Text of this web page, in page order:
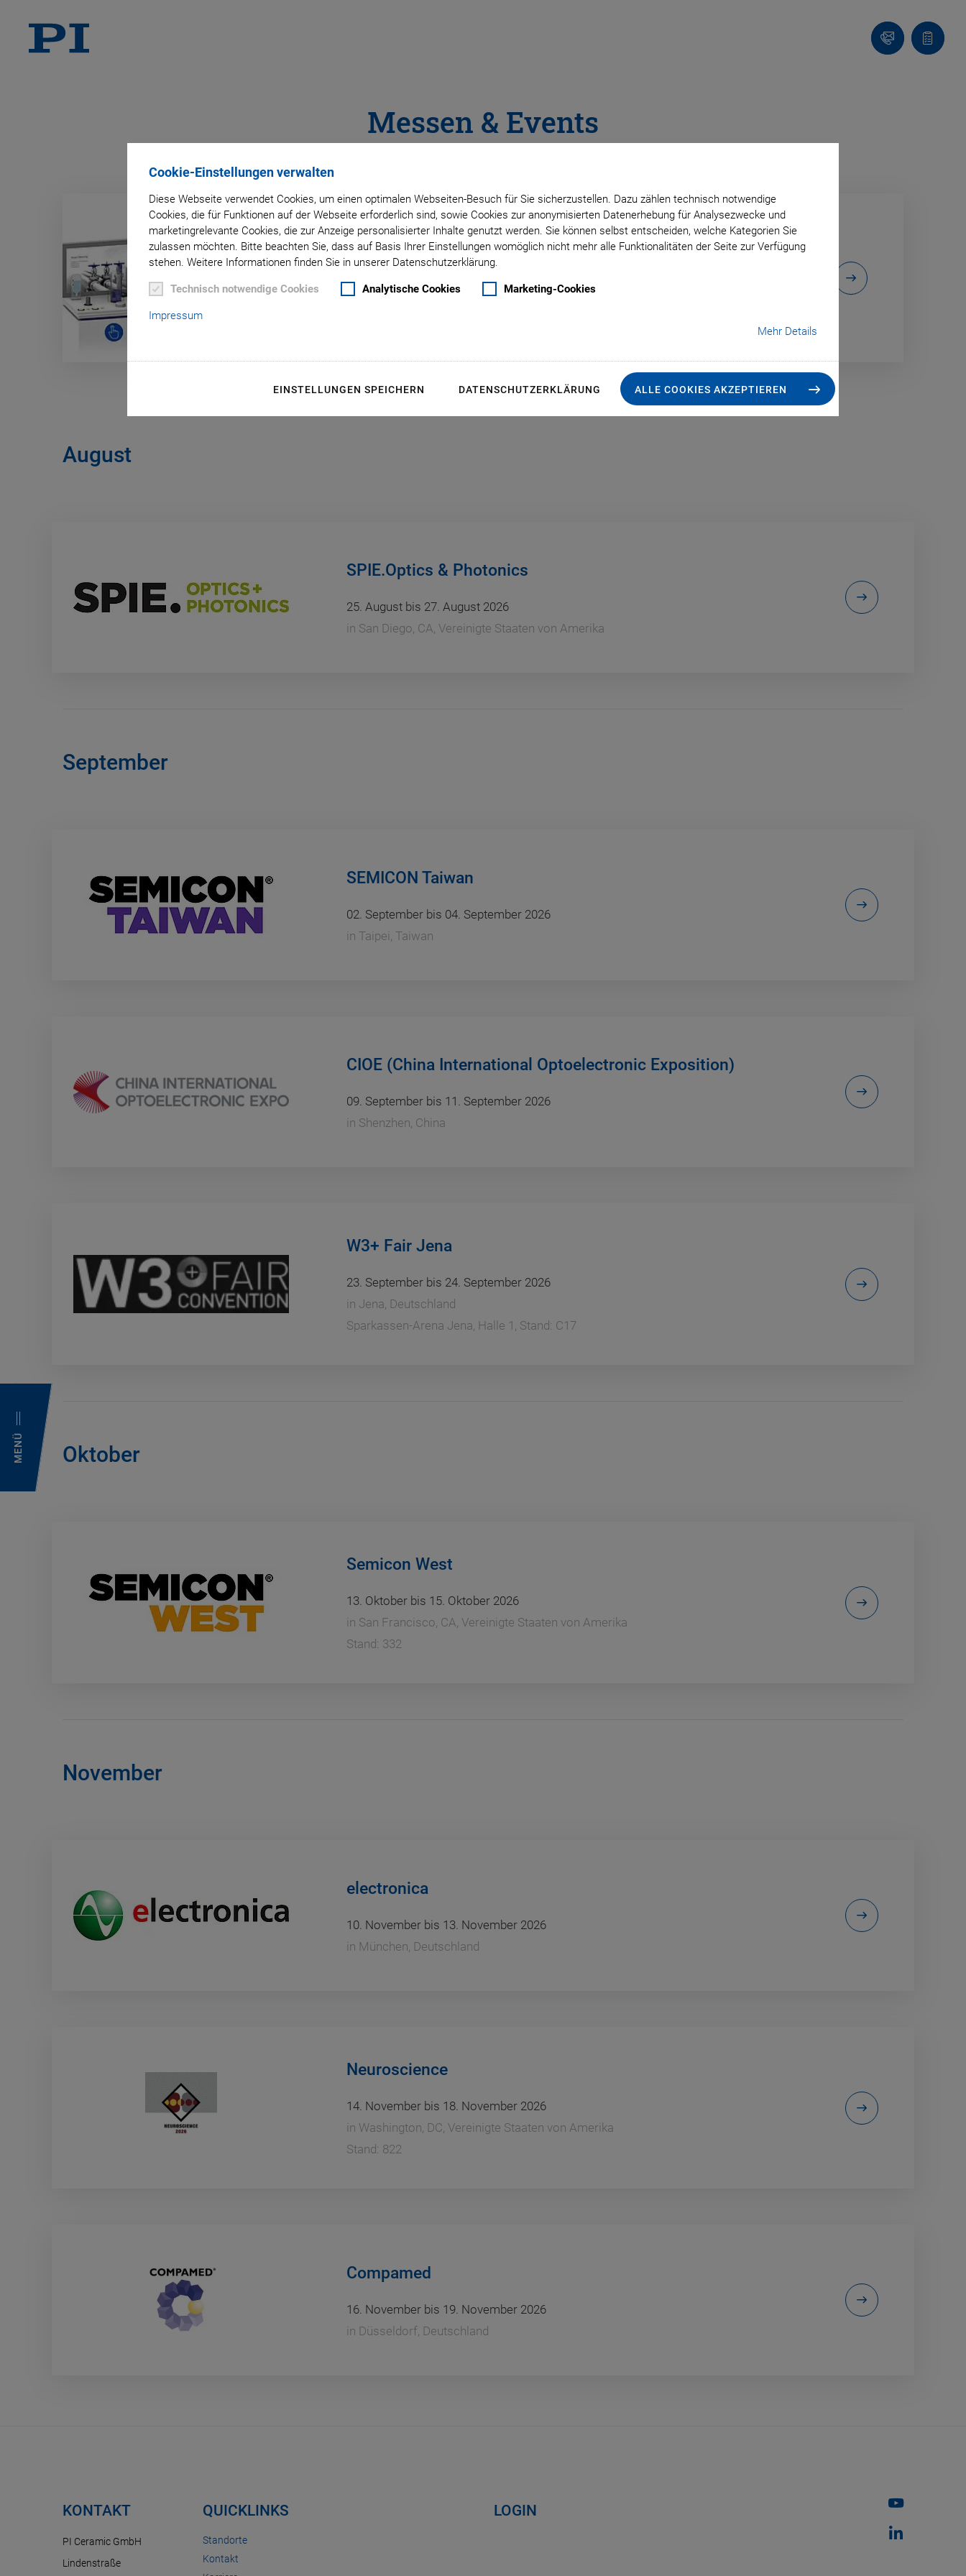
Cookie-Einstellungen verwalten
Diese Webseite verwendet Cookies, um einen optimalen Webseiten-Besuch für Sie sicherzustellen. Dazu zählen technisch notwendige
Cookies, die für Funktionen auf der Webseite erforderlich sind, sowie Cookies zur anonymisierten Datenerhebung für Analysezwecke und
marketingrelevante Cookies, die zur Anzeige personalisierter Inhalte genutzt werden. Sie können selbst entscheiden, welche Kategorien Sie
zulassen möchten. Bitte beachten Sie, dass auf Basis Ihrer Einstellungen womöglich nicht mehr alle Funktionalitäten der Seite zur Verfügung
stehen. Weitere Informationen finden Sie in unserer Datenschutzerklärung.
Technisch notwendige Cookies Analytische Cookies Marketing-Cookies
Impressum
Mehr Details
EINSTELLUNGEN SPEICHERN DATENSCHUTZERKLÄRUNG ALLE COOKIES AKZEPTIEREN
MENÜ
Kontakt
Messen & Events
Virtuelle Messestände
Gerne begrüßen wir Sie persönlich auf unseren Messeständen auf der
ganzen Welt. Zusätzlich laden wir Sie auch auf unsere virtuellen
August
SPIE.Optics & Photonics
25. August bis 27. August 2026
in San Diego, CA, Vereinigte Staaten von Amerika
September
SEMICON Taiwan
02. September bis 04. September 2026
in Taipei, Taiwan
CIOE (China International Optoelectronic Exposition)
09. September bis 11. September 2026
in Shenzhen, China
W3+ Fair Jena
23. September bis 24. September 2026
in Jena, Deutschland
Sparkassen-Arena Jena, Halle 1, Stand: C17
Oktober
Semicon West
13. Oktober bis 15. Oktober 2026
in San Francisco, CA, Vereinigte Staaten von Amerika
Stand: 332
November
electronica
10. November bis 13. November 2026
in München, Deutschland
Neuroscience
14. November bis 18. November 2026
in Washington, DC, Vereinigte Staaten von Amerika
Stand: 822
Compamed
16. November bis 19. November 2026
in Düsseldorf, Deutschland
KONTAKT
PI Ceramic GmbH
Lindenstraße
QUICKLINKS
Standorte
Kontakt
LOGIN